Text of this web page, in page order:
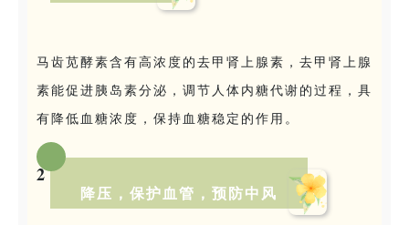
马齿苋酵素含有高浓度的去甲肾上腺素，去甲肾上腺
素能促进胰岛素分泌，调节人体内糖代谢的过程，具
有降低血糖浓度，保持血糖稳定的作用。
2
降压，保护血管，预防中风